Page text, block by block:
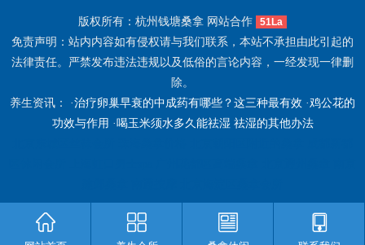
版权所有：杭州钱塘桑拿 网站合作 51La
免责声明：站内内容如有侵权请与我们联系，本站不承担由此引起的
法律责任。严禁发布违法违规以及低俗的言论内容，一经发现一律删
除。
养生资讯： ·治疗卵巢早衰的中成药有哪些？这三种最有效 ·鸡公花的
功效与作用 · 喝玉米须水多久能祛湿 祛湿的其他办法